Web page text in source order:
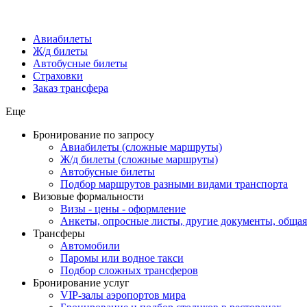
Авиабилеты
Ж/д билеты
Автобусные билеты
Страховки
Заказ трансфера
Еще
Бронирование по запросу
Авиабилеты (сложные маршруты)
Ж/д билеты (сложные маршруты)
Автобусные билеты
Подбор маршрутов разными видами транспорта
Визовые формальности
Визы - цены - оформление
Анкеты, опросные листы, другие документы,
Трансферы
Автомобили
Паромы или водное такси
Подбор сложных трансферов
Бронирование услуг
VIP-залы аэропортов мира